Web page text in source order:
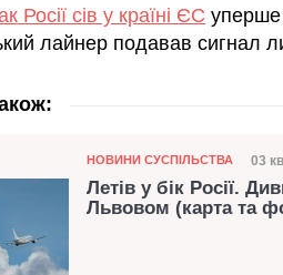
Росії сів у країні ЄС уперше
лайнер подавав сигнал
Категорія
НОВИНИ СУСПІЛЬСТВА 03
Летів у бік Росії.
Львовом (карта та